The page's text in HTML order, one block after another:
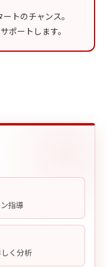
トのチャンス。
ポートします。
指導
く分析